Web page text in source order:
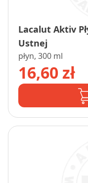
Lacalut Aktiv
Ustnej
płyn, 300 ml
16,60 zł